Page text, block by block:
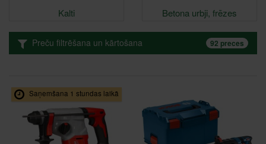
Kalti Betona urbji, frēzes
Preču filtrēšana un kārtošana 92 preces
Saņemšana 1 stundas laikā